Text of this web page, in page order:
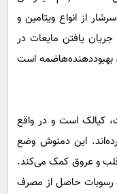
از انواع ویتامین و
یافتن مایعات در
بهبوددهنده‌هاضمه است
کیالک است و در واقع
این دمنوش وضع
و عروق کمک می‌کند.
رسوبات حاصل از مصرف